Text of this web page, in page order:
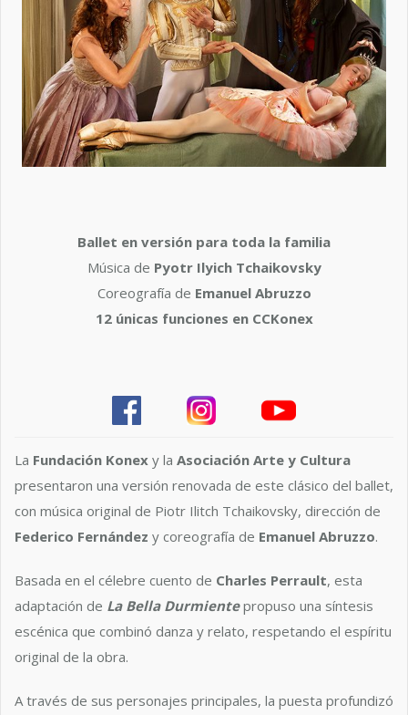
Ballet en versión para toda la familia
Música de Pyotr Ilyich Tchaikovsky
Coreografía de Emanuel Abruzzo
12 únicas funciones en CCKonex
La Fundación Konex y la Asociación Arte y Cultura
presentaron una versión renovada de este clásico del ballet,
con música original de Piotr Ilitch Tchaikovsky, dirección de
Federico Fernández y coreografía de Emanuel Abruzzo.
Basada en el célebre cuento de Charles Perrault, esta
adaptación de La Bella Durmientepropuso una síntesis
escénica que combinó danza y relato, respetando el espíritu
original de la obra.
A través de sus personajes principales, la puesta profundizó